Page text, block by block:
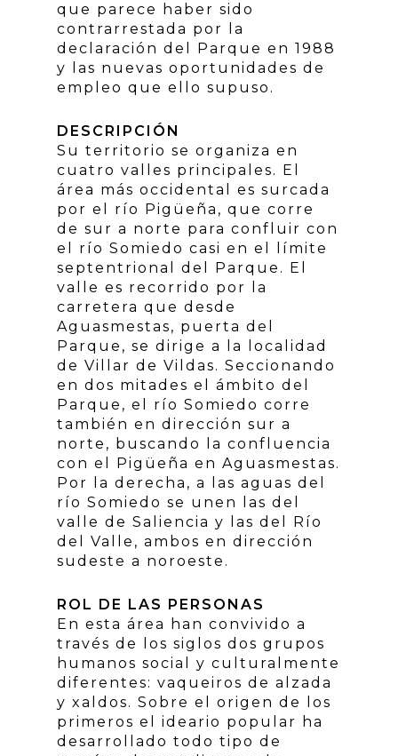
que parece haber sido
contrarrestada por la
declaración del Parque en 1988
y las nuevas oportunidades de
empleo que ello supuso.
DESCRIPCIÓN
Su territorio se organiza en
cuatro valles principales. El
área más occidental es surcada
por el río Pigüeña, que corre
de sur a norte para confluir con
el río Somiedo casi en el límite
septentrional del Parque. El
valle es recorrido por la
carretera que desde
Aguasmestas, puerta del
Parque, se dirige a la localidad
de Villar de Vildas. Seccionando
en dos mitades el ámbito del
Parque, el río Somiedo corre
también en dirección sur a
norte, buscando la confluencia
con el Pigüeña en Aguasmestas.
Por la derecha, a las aguas del
río Somiedo se unen las del
valle de Saliencia y las del Río
del Valle, ambos en dirección
sudeste a noroeste.
ROL DE LAS PERSONAS
En esta área han convivido a
través de los siglos dos grupos
humanos social y culturalmente
diferentes: vaqueiros de alzada
y xaldos. Sobre el origen de los
primeros el ideario popular ha
desarrollado todo tipo de